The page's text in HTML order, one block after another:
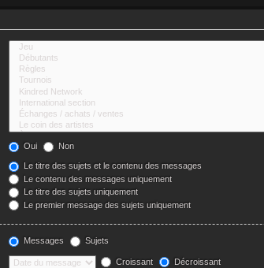
Oui Non
Le titre des sujets et le contenu des messages
Le contenu des messages uniquement
Le titre des sujets uniquement
Le premier message des sujets uniquement
Messages Sujets
Croissant Décroissant